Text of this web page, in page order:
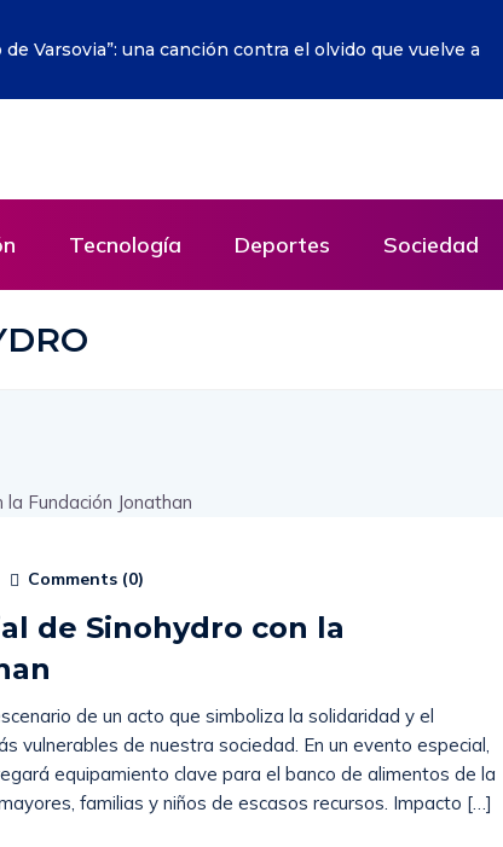
sobre la Red empieza a hacerse realidad
Tecnología Deportes Sociedad
Comments (0)
de Sinohydro con la
de un acto que simboliza la solidaridad y el
vulnerables de nuestra sociedad. En un evento especial,
equipamiento clave para el banco de alimentos de la
familias y niños de escasos recursos. Impacto […]